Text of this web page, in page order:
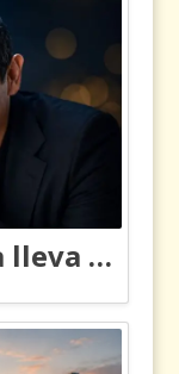
Carlos Manuel Vesga lleva el nombre de Colombia a los Emmy